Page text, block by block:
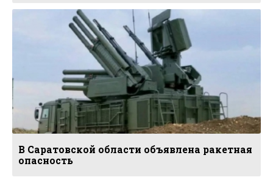
В Саратовской области объявлена ракетная
опасность